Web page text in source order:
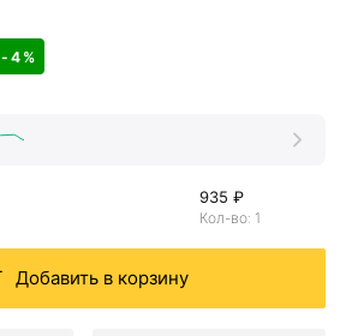
- 4 %
935 ₽
Кол-во: 1
Добавить в корзину